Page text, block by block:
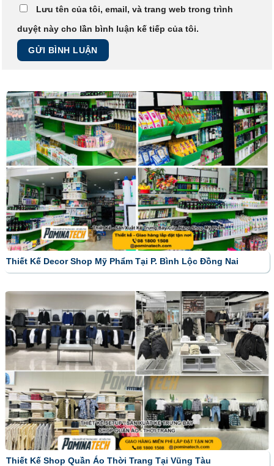
Lưu tên của tôi, email, và trang web trong trình
duyệt này cho lần bình luận kế tiếp của tôi.
Thiết Kế Decor Shop Mỹ Phẩm Tại P. Bình Lộc Đồng Nai
Thiết Kế Shop Quần Áo Thời Trang Tại Vũng Tàu